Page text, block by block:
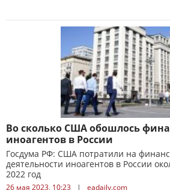
Во сколько США обошлось
иноагентов в России
Госдума РФ: США потратили на
деятельности иноагентов в России
2022 год
26 мая 2023, 10:23 |
eadaily.com